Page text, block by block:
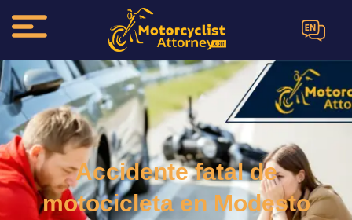
EN
Accidente fatal de
motocicleta en Modesto